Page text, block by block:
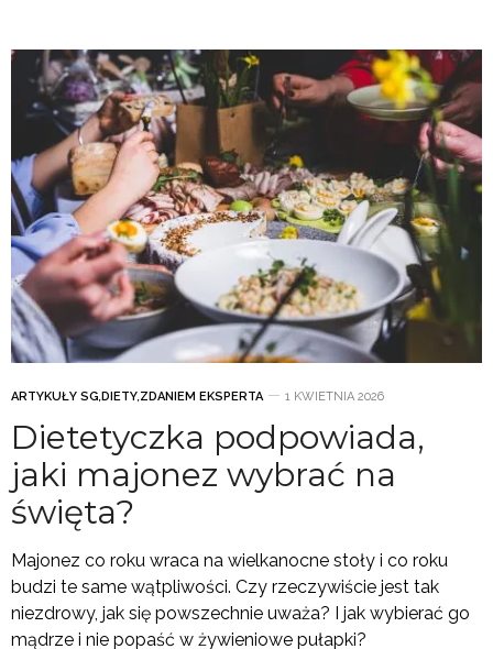
ARTYKUŁY SG,DIETY,ZDANIEM EKSPERTA 1 KWIETNIA 2026
Dietetyczka podpowiada,
jaki majonez wybrać na
święta?
Majonez co roku wraca na wielkanocne stoły i co roku
budzi te same wątpliwości. Czy rzeczywiście jest tak
niezdrowy, jak się powszechnie uważa? I jak wybierać go
mądrze i nie popaść w żywieniowe pułapki?